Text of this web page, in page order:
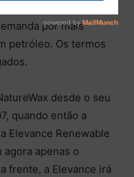
por mais
petróleo. Os termos
desde o seu
quando então a
Elevance Renewable
apenas o
frente, a Elevance irá